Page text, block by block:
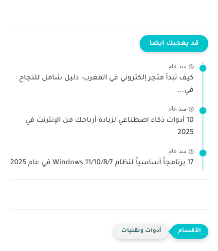
قد يعجبك ايضا
منذ عام
كيف تبدأ متجر إلكتروني في المغرب: دليل شامل للنجاح
في...
منذ عام
10 أدوات ذكاء اصطناعي لزيادة أرباحك من الإنترنت في
2025
منذ عام
17 برنامجاً أساسياً لنظام Windows 11/10/8/7 في عام 2025
أدوات وتقنيات